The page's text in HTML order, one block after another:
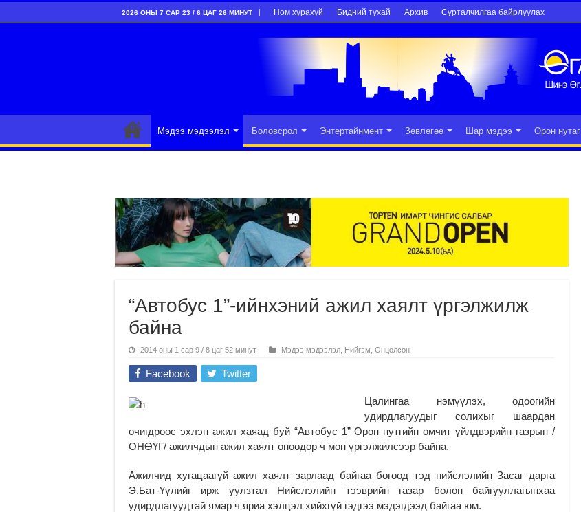
2026 ОНЫ 7 САР 23 / 6 ЦАГ 26 МИНУТ Ном хурахуй Бидний тухай Архив Сурталчилгаа байрлуулах
Мэдээ мэдээлэл Боловсрол Энтертайнмент Зөвлөгөө Шар мэдээ Орон нутаг
“Автобус 1”-ийнхэний ажил хаялт үргэлжилж
байна
2014 оны 1 сар 9 / 8 цаг 52 минут Мэдээ мэдээлэл Нийгэм Онцолсон
Facebook Twitter
Цалингаа нэмүүлэх, одоогийн
удирдлагуудыг солихыг шаардан
өчигдрөөс эхлэн ажил хаяад буй “Автобус 1” Орон нутгийн өмчит үйлдвэрийн газрын /
ОНӨҮГ/ ажилчдын ажил хаялт өнөөдөр ч мөн үргэлжилсээр байна.
Ажилчид хугацаагүй ажил хаялт зарлаад байгаа бөгөөд тэд нийслэлийн Засаг дарга
Э.Бат-Үүлийг ирж уулзтал Нийслэлийн тээврийн газар болон байгууллагынхаа
удирдлагуудтай ямар ч яриа хэлцэл хийхгүй гэдгээ мэдэгдээд байгаа юм.